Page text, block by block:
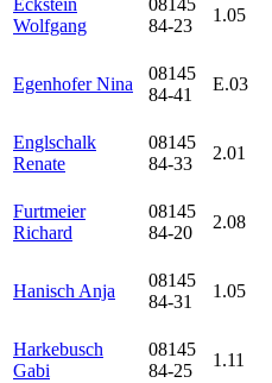
Eckstein
Wolfgang
08145
84-23
1.05
Egenhofer Nina
08145
84-41
E.03
Englschalk
Renate
08145
84-33
2.01
Furtmeier
Richard
08145
84-20
2.08
Hanisch Anja
08145
84-31
1.05
Harkebusch
Gabi
08145
84-25
1.11